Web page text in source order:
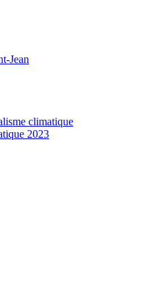
Jean
climatique
2023